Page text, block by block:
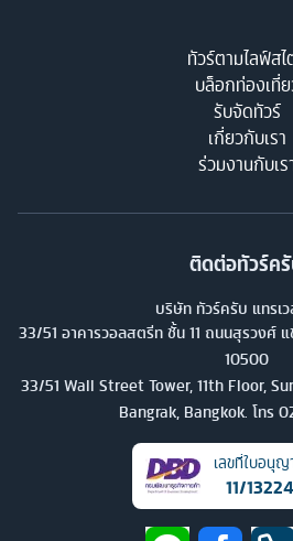
ลาร์เซลล์ซึ่งให้พลังงานสะอาดในการดำ
การท่องเที่ยวอย่างยั่งยืนโดยสนับสนุนให้
สาธารณะหรือแท็กซี่สาธารณะแทนรถยน
แนวปฏิบัติการจัดการขยะไปใช้เพื่อลดผ
เชียงใหม่บินตรง ต่างประเทศ ที่ไหนบ้าง
เนื่องจากมีนักท่องเที่ยวจากญี่ปุ่นมาเที่ยว
บินเชียงใหม่ เป็นอีกหนึ่งสนามบินประเท
อย่างไม่คาดสาย ทำให้มีเที่ยวบินตรงเชี
เลือกเดินทางเที่ยวเชียงใหม่ ญี่ปุ่น ได้โด
การมีเที่ยวบินตรงเชียงใหม่ ญี่ปุ่น ก่อให้
สองประเทศ ช่วยประหยัดเวลา และพลัง
เสริมเศรษฐกิจ ส่งเสริมการแลกเปลี่ยน
ใหม่ๆ ในการพัฒนาการท่องเที่ยว ปัจจุบั
ทัวร์ตามไลฟ์ส
บล็อกท่องเที่
รับจัดทัวร์
เกี่ยวกับเรา
ร่วมงานกับเร
ติดต่อทัวร์ค
บริษัท ทัวร์ครับ แทรเ
33/51 อาคารวอลสตรีท ชั้น 11 ถนนสุรวงศ์
10500
33/51 Wall Street Tower, 11th Floor,
Bangrak, Bangkok. โทร
เลขที่ใบอนุญ
11/13224